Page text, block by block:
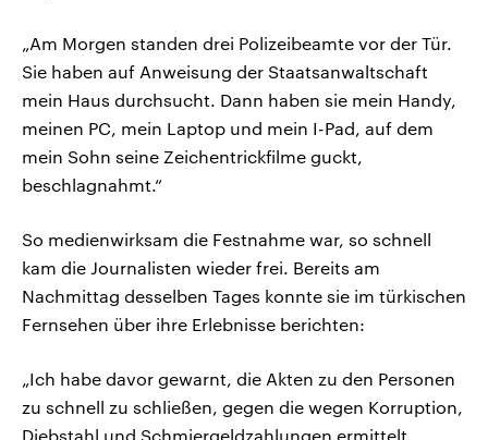
„Am Morgen standen drei Polizeibeamte vor der Tür.
Sie haben auf Anweisung der Staatsanwaltschaft
mein Haus durchsucht. Dann haben sie mein Handy,
meinen PC, mein Laptop und mein I-Pad, auf dem
mein Sohn seine Zeichentrickfilme guckt,
beschlagnahmt.“
So medienwirksam die Festnahme war, so schnell
kam die Journalisten wieder frei. Bereits am
Nachmittag desselben Tages konnte sie im türkischen
Fernsehen über ihre Erlebnisse berichten:
„Ich habe davor gewarnt, die Akten zu den Personen
zu schnell zu schließen, gegen die wegen Korruption,
Diebstahl und Schmiergeldzahlungen ermittelt